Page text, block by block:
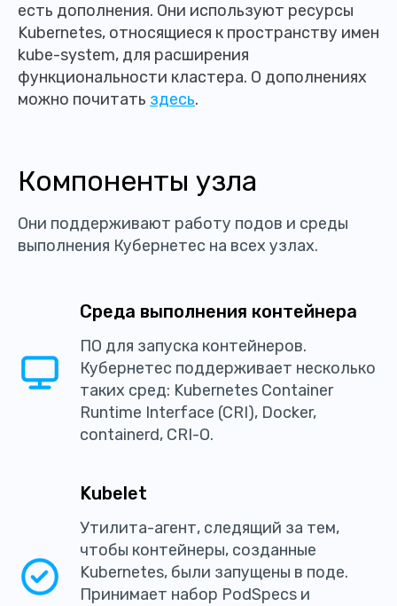
есть дополнения. Они используют ресурсы
Kubernetes, относящиеся к пространству имен
kube-system, для расширения
функциональности кластера. О дополнениях
можно почитать здесь.
Компоненты узла
Они поддерживают работу подов и среды
выполнения Кубернетес на всех узлах.
Среда выполнения контейнера
ПО для запуска контейнеров.
Кубернетес поддерживает несколько
таких сред: Kubernetes Container
Runtime Interface (CRI), Docker,
containerd, CRI-O.
Kubelet
Утилита-агент, следящий за тем,
чтобы контейнеры, созданные
Kubernetes, были запущены в поде.
Принимает набор PodSpecs и